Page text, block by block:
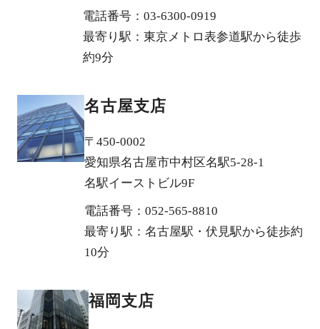
電話番号：03-6300-0919
最寄り駅：東京メトロ表参道駅から徒歩
約9分
名古屋支店
〒450-0002
愛知県名古屋市中村区名駅5-28-1
名駅イーストビル9F
電話番号：052-565-8810
最寄り駅：名古屋駅・伏見駅から徒歩約
10分
福岡支店